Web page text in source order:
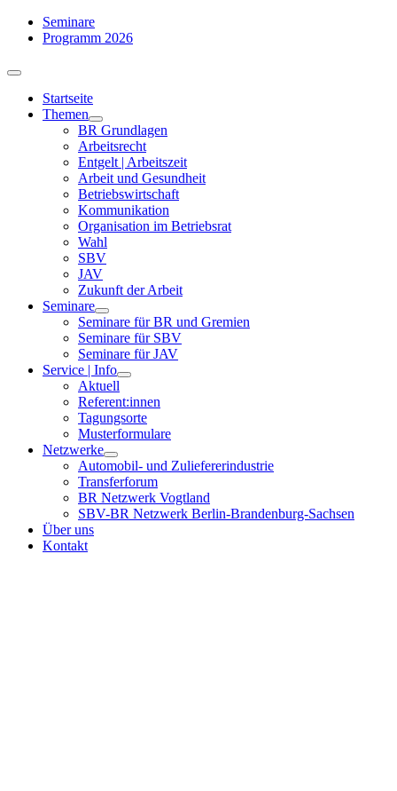
Zum
Inhalt
Seminare
Programm 2026
Toggle
NavigationStartseite
Themen
BR Grundlagen
Arbeits­recht
Entgelt | Arbeitszeit
Arbeit und Gesundheit
Betriebswirtschaft
Kommuni­kation
Organisation im Betriebsrat
Wahl
SBV
JAV
Zukunft der Arbeit
Seminare
Seminare für BR und Gremien
Seminare für SBV
Seminare für JAV
Service | Info
Aktuell
Referent:innen
Tagungsorte
Musterformulare
Netzwerke
Automobil- und Zuliefererindustrie
Transferforum
BR Netzwerk Vogtland
SBV-BR Netzwerk Berlin-Brandenburg-Sachsen
Über uns
Kontakt